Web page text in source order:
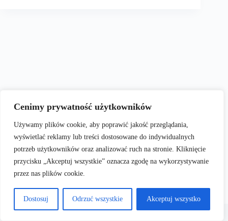
Cenimy prywatność użytkowników
Używamy plików cookie, aby poprawić jakość przeglądania,
wyświetlać reklamy lub treści dostosowane do indywidualnych
potrzeb użytkowników oraz analizować ruch na stronie. Kliknięcie
przycisku „Akceptuj wszystkie” oznacza zgodę na wykorzystywanie
przez nas plików cookie.
Dostosuj Odrzuć wszystkie Akceptuj wszystko
Copyright © 2026 Terms & Services